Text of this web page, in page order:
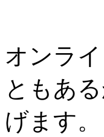
オンラ
ともあ
げます。